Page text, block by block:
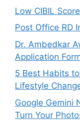
Low CIBIL
Post Office RD
Dr. Ambedkar
Application
5 Best Habits
Lifestyle
Google Gemini
Turn Your